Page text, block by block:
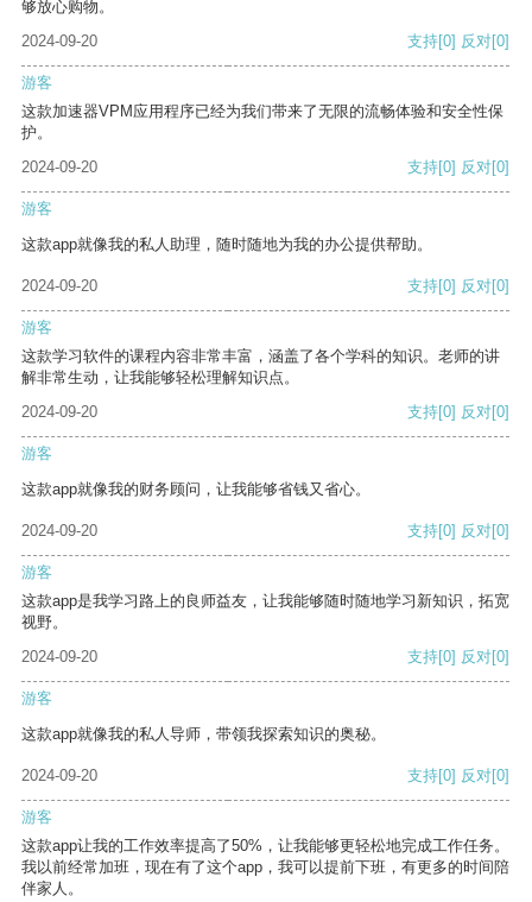
够放心购物。
2024-09-20
支持[0] 反对[0]
游客
这款加速器VPM应用程序已经为我们带来了无限的流畅体验和安全性保
护。
2024-09-20
支持[0] 反对[0]
游客
这款app就像我的私人助理，随时随地为我的办公提供帮助。
2024-09-20 支持[0] 反对[0]
游客
这款学习软件的课程内容非常丰富，涵盖了各个学科的知识。老师的讲
解非常生动，让我能够轻松理解知识点。
2024-09-20
支持[0] 反对[0]
游客
这款app就像我的财务顾问，让我能够省钱又省心。
2024-09-20 支持[0] 反对[0]
游客
这款app是我学习路上的良师益友，让我能够随时随地学习新知识，拓宽
视野。
2024-09-20
支持[0] 反对[0]
游客
这款app就像我的私人导师，带领我探索知识的奥秘。
2024-09-20 支持[0] 反对[0]
游客
这款app让我的工作效率提高了50%，让我能够更轻松地完成工作任务。
我以前经常加班，现在有了这个app，我可以提前下班，有更多的时间陪
伴家人。